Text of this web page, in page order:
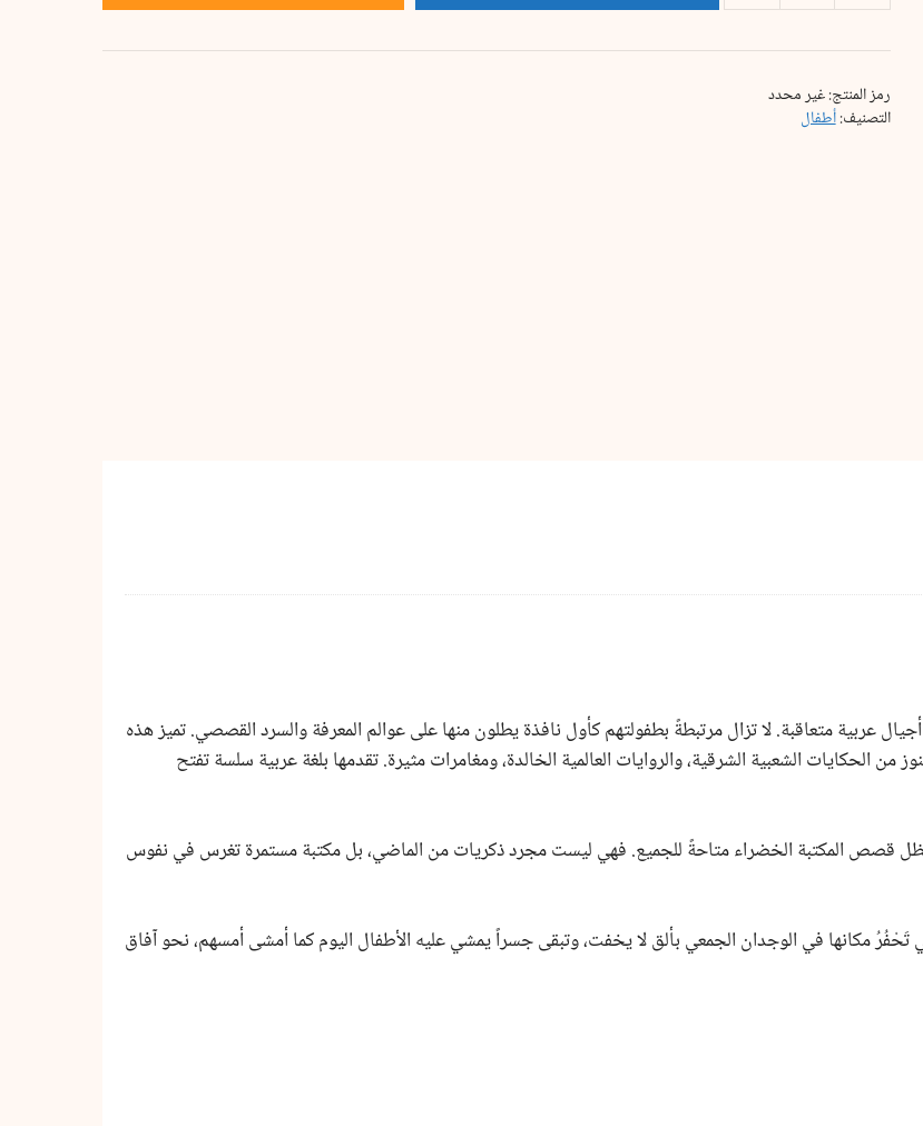
رمز المنتج:غير محدد
التصنيف:أطفال
عربية متعاقبة. لا تزال مرتبطةً بطفولتهم كأول نافذة يطلون منها على عوالم المعرفة والسرد القصصي. تميز هذه
الحكايات الشعبية الشرقية، والروايات العالمية الخالدة، ومغامرات مثيرة. تقدمها بلغة عربية سلسة تفتح
قصص المكتبة الخضراء متاحةً للجميع. فهي ليست مجرد ذكريات من الماضي، بل مكتبة مستمرة تغرس في نفوس
مكانها في الوجدان الجمعي بألق لا يخفت، وتبقى جسراً يمشي عليه الأطفال اليوم كما أمشى أمسهم، نحو آفاق